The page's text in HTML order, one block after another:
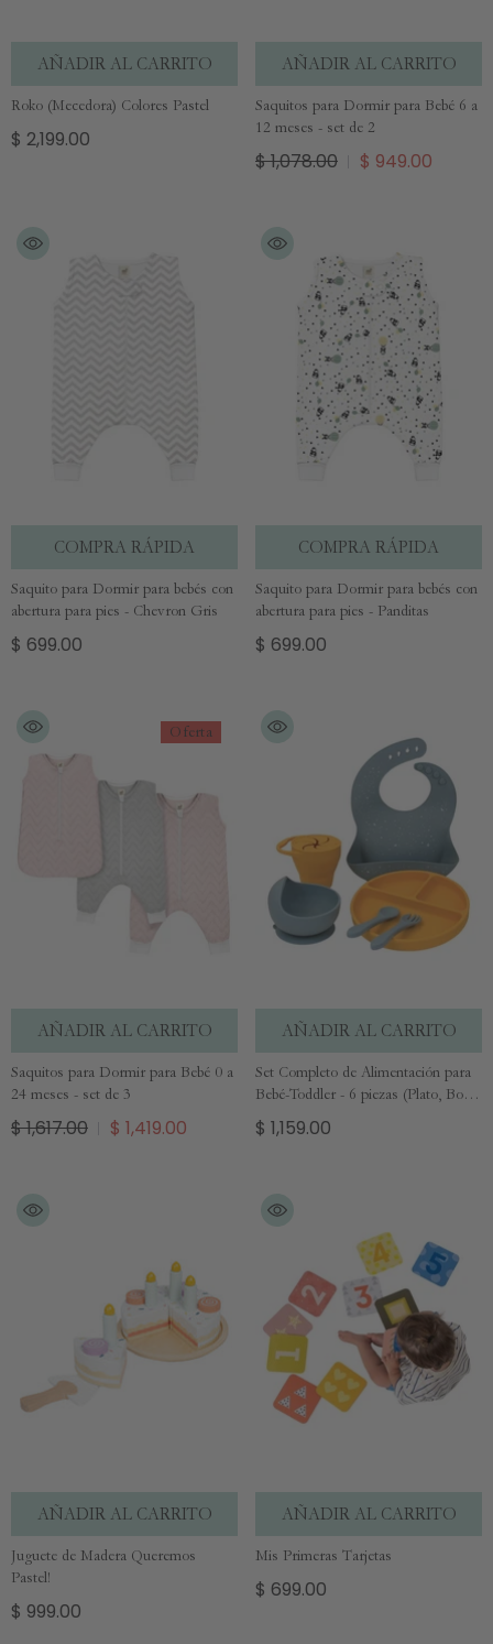
AÑADIR AL CARRITO
Roko (Mecedora) Colores Pastel
$ 2,199.00
AÑADIR AL CARRITO
Saquitos para Dormir para Bebé 6 a
12 meses - set de 2
$ 1,078.00 $ 949.00
COMPRA RÁPIDA
Saquito para Dormir para bebés con
abertura para pies - Chevron Gris
$ 699.00
COMPRA RÁPIDA
Saquito para Dormir para bebés con
abertura para pies - Panditas
$ 699.00
Oferta
AÑADIR AL CARRITO
Saquitos para Dormir para Bebé 0 a
24 meses - set de 3
$ 1,617.00 $ 1,419.00
AÑADIR AL CARRITO
Set Completo de Alimentación para
Bebé-Toddler - 6 piezas (Plato, Bowl,
Cuchara, Tenedor, Babero y Vaso
para Snacks) - Azul y Mango
$ 1,159.00
AÑADIR AL CARRITO
Juguete de Madera Queremos
Pastel!
$ 999.00
AÑADIR AL CARRITO
Mis Primeras Tarjetas
$ 699.00